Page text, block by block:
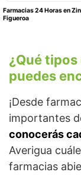
Farmacias 24 Horas en
Figueroa
¿Qué
puedes
¡Desde
importantes
conocerás
Averigua
farmacias